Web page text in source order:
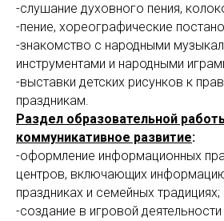
-слушание духовного пения,
-пение, хореографические
-знакомство с народными
инструментами и народными
-выставки детских рисунков к
праздникам.
Раздел образовательной
коммуникативное развитие:
-оформление информационных
центров, включающих
праздниках и семейных традициях;
-создание в игровой